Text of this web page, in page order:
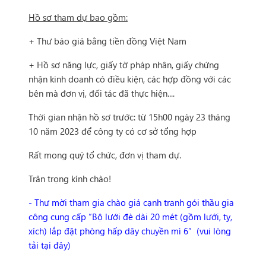
Hồ sơ tham dự bao gồm:
+ Thư báo giá bằng tiền đồng Việt Nam
+ Hồ sơ năng lực, giấy tờ pháp nhân, giấy chứng
nhận kinh doanh có điều kiện, các hợp đồng với các
bên mà đơn vị, đối tác đã thực hiện....
Thời gian nhận hồ sơ trước: từ 15h00 ngày 23 tháng
10 năm 2023 để công ty có cơ sở tổng hợp
Rất mong quý tổ chức, đơn vị tham dự.
Trân trọng kính chào!
- Thư mời tham gia chào giá cạnh tranh gói thầu gia
công cung cấp “Bộ lưới đè dài 20 mét (gồm lưới, ty,
xích) lắp đặt phòng hấp dây chuyền mì 6” (vui lòng
tải tại đây)